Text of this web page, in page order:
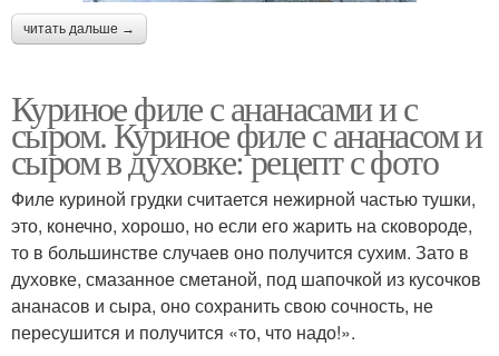
читать дальше →
Куриное филе с ананасами и с
сыром. Куриное филе с ананасом и
сыром в духовке: рецепт с фото
Филе куриной грудки считается нежирной частью тушки,
это, конечно, хорошо, но если его жарить на сковороде,
то в большинстве случаев оно получится сухим. Зато в
духовке, смазанное сметаной, под шапочкой из кусочков
ананасов и сыра, оно сохранить свою сочность, не
пересушится и получится «то, что надо!».